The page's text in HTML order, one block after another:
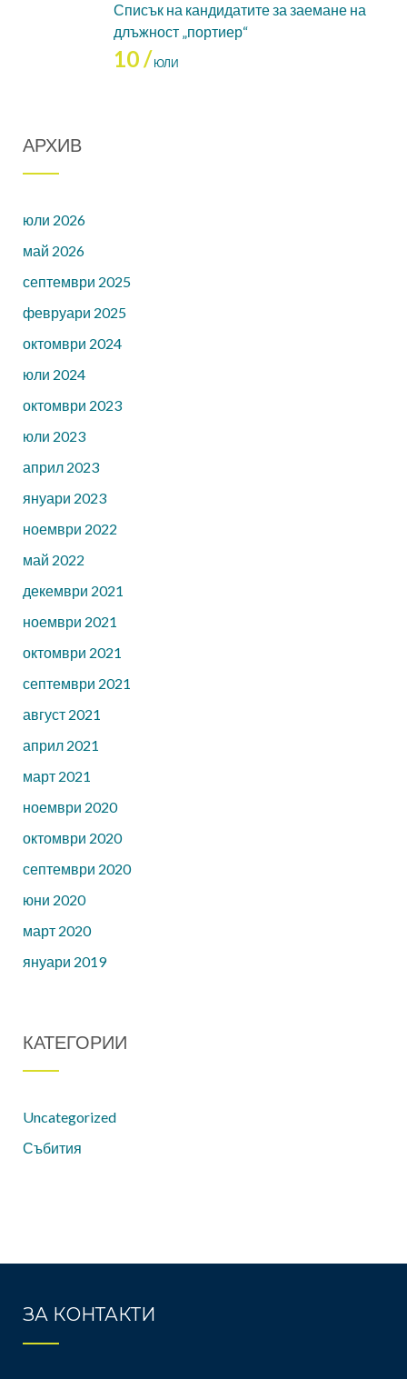
и се обучава
в електронна
са под
Списък на кандидатите за заемане на
длъжност „портиер“
10 / ЮЛИ
АРХИВ
юли 2026
май 2026
септември 2025
февруари 2025
октомври 2024
юли 2024
октомври 2023
юли 2023
април 2023
януари 2023
ноември 2022
май 2022
декември 2021
ноември 2021
октомври 2021
септември 2021
август 2021
април 2021
март 2021
ноември 2020
октомври 2020
септември 2020
юни 2020
март 2020
януари 2019
КАТЕГОРИИ
Uncategorized
Събития
ЗА КОНТАКТИ